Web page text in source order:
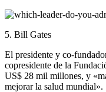
5. Bill Gates
El presidente y co-
copresidente de la
US$ 28 mil millones, y
mejorar la salud mundial».